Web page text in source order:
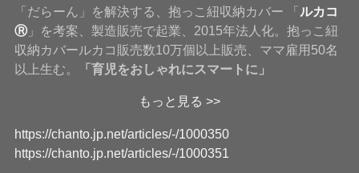
「だらーん」を解決する、抱っこ紐収納カバー 「ルカコ
Ⓡ」を考案、製造販売で起業、2015年法人化。抱っこ紐
収納カバールカコ販売数10万個以上販売、ママ雇用50名
以上生む。
「育児をおしゃれにスマートに」
もっと見る >>
https://chanto.jp.net/articles/-/1000350
https://chanto.jp.net/articles/-/1000351